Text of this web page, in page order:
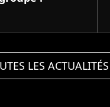
LES ACTUALITÉS